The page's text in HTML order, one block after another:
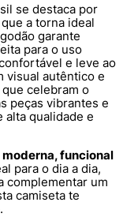
se destaca por
a torna ideal
garante
para o uso
e leve ao
visual autêntico e
celebram o
peças vibrantes e
alta qualidade e
moderna, funcional
para o dia a dia,
complementar um
camiseta te
.